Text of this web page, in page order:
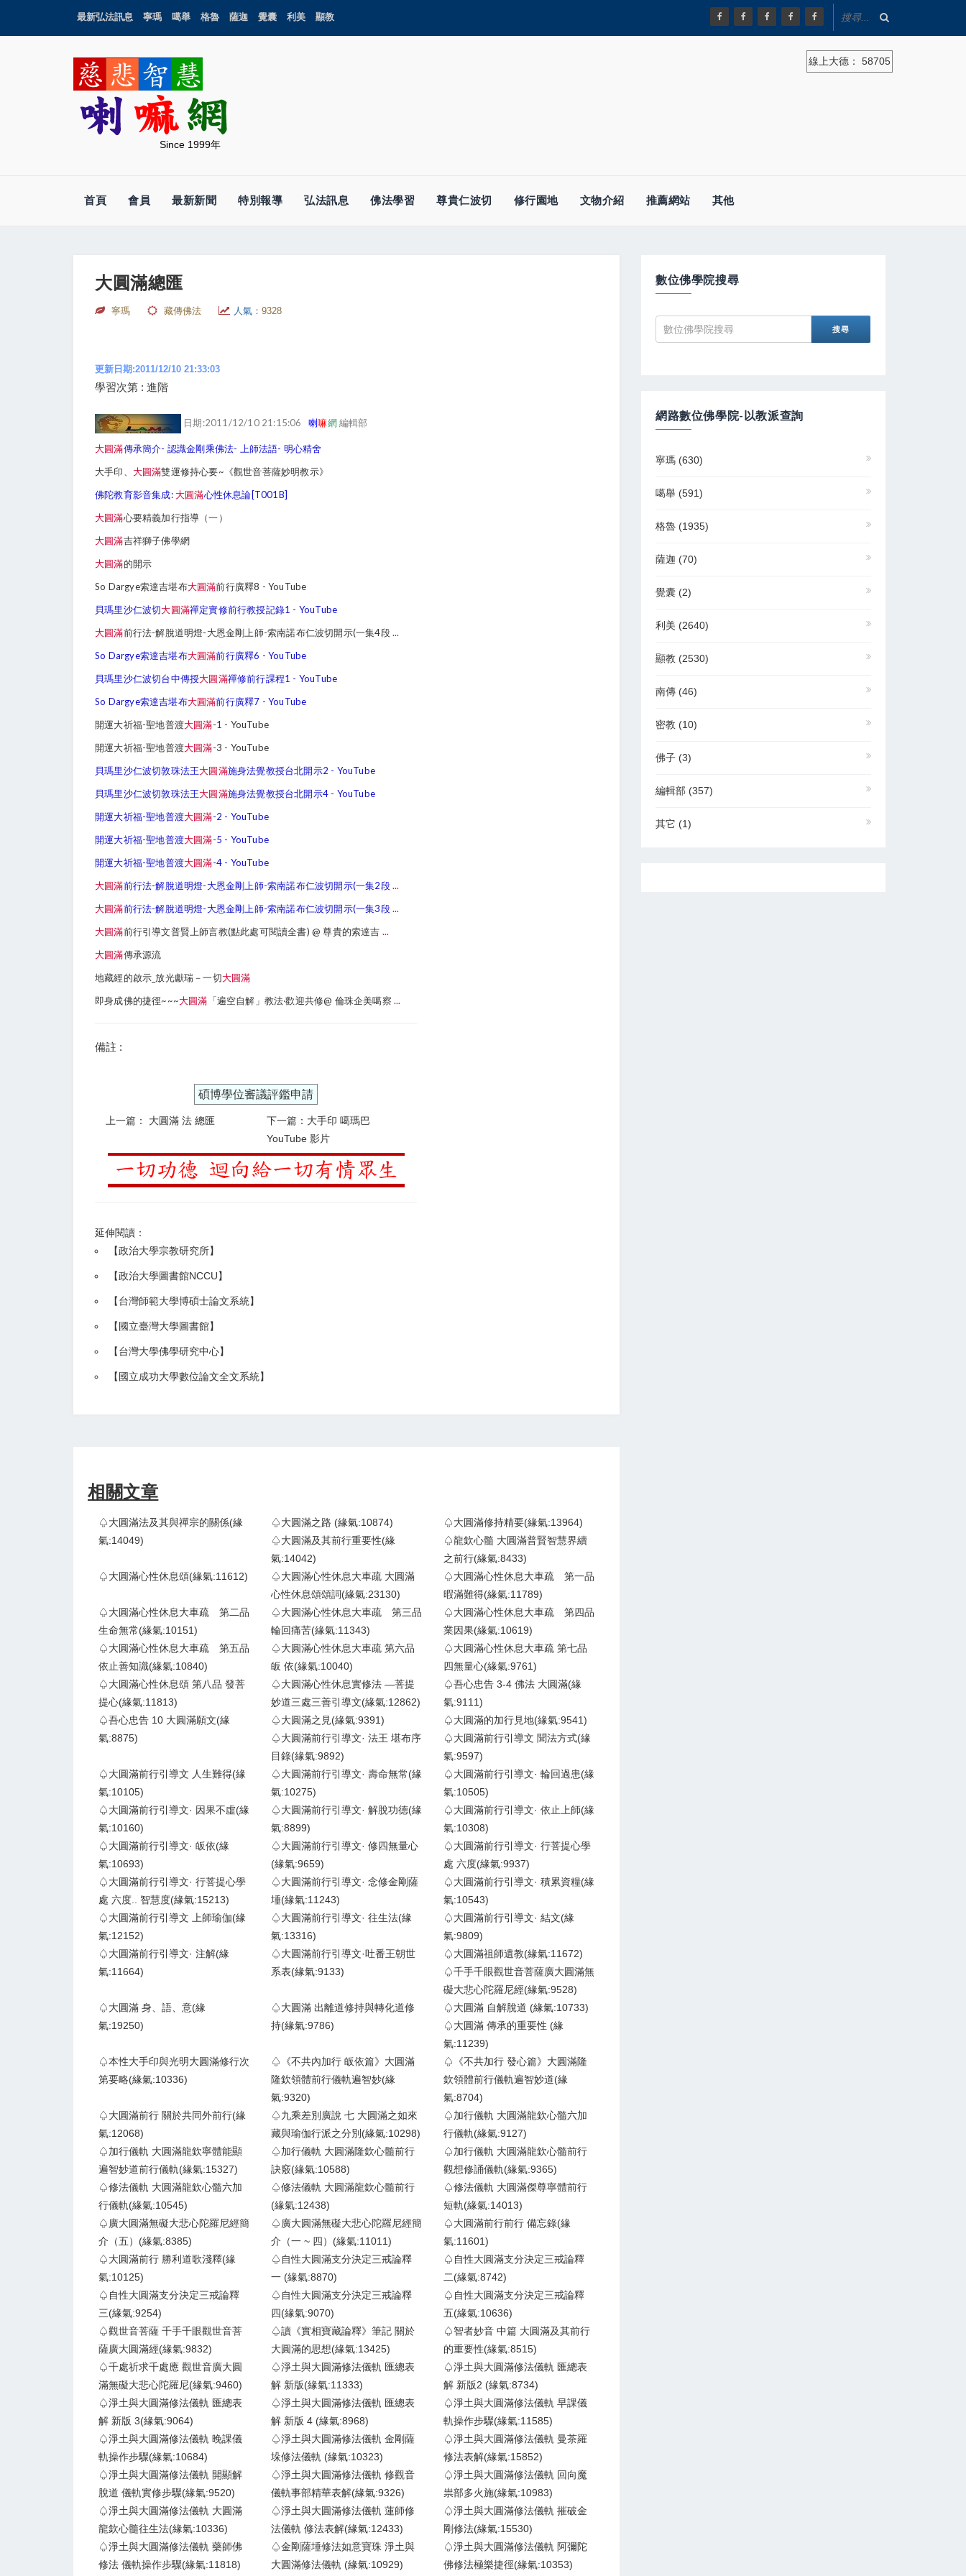
最新弘法訊息 寧瑪 噶舉 格魯 薩迦 覺囊 利美 顯教
Since 1999年
線上大德： 58705
首頁 會員 最新新聞 特別報導 弘法訊息 佛法學習 尊貴仁波切 修行園地 文物介紹 推薦網站 其他
大圓滿總匯
寧瑪 藏傳佛法 人氣： 9328
更新日期:2011/12/10 21:33:03
學習次第 : 進階
日期:2011/12/10 21:15:06喇嘛網編輯部
大圓滿傳承簡介- 認識金剛乘佛法- 上師法語- 明心精舍
大手印、 大圓滿雙運修持心要~《觀世音菩薩妙明教示》
佛陀教育影音集成: 大圓滿心性休息論[T001B]
大圓滿心要精義加行指導（一）
大圓滿吉祥獅子佛學網
大圓滿的開示
So Dargye索達吉堪布大圓滿前行廣釋8 - YouTube
貝瑪里沙仁波切大圓滿禪定實修前行教授記錄1 - YouTube
大圓滿前行法-解脫道明燈-大恩金剛上師-索南諾布仁波切開示(一集4段...
So Dargye索達吉堪布大圓滿前行廣釋6 - YouTube
貝瑪里沙仁波切台中傳授大圓滿禪修前行課程1 - YouTube
So Dargye索達吉堪布大圓滿前行廣釋7 - YouTube
開運大祈福-聖地普渡大圓滿-1 - YouTube
開運大祈福-聖地普渡大圓滿-3 - YouTube
貝瑪里沙仁波切敦珠法王大圓滿施身法覺教授台北開示2 - YouTube
貝瑪里沙仁波切敦珠法王大圓滿施身法覺教授台北開示4 - YouTube
開運大祈福-聖地普渡大圓滿-2 - YouTube
開運大祈福-聖地普渡大圓滿-5 - YouTube
開運大祈福-聖地普渡大圓滿-4 - YouTube
大圓滿前行法-解脫道明燈-大恩金剛上師-索南諾布仁波切開示(一集2段...
大圓滿前行法-解脫道明燈-大恩金剛上師-索南諾布仁波切開示(一集3段...
大圓滿前行引導文普賢上師言教(點此處可閱讀全書) @ 尊貴的索達吉 ...
大圓滿傳承源流
地藏經的啟示_放光獻瑞－一切大圓滿
即身成佛的捷徑~~~大圓滿 「遍空自解」教法‧歡迎共修@ 倫珠企美噶察...
備註 :
碩博學位審議評鑑申請
上一篇： 大圓滿 法 總匯
下一篇：大手印 噶瑪巴
YouTube 影片
延伸閱讀：
【政治大學宗教研究所】
【政治大學圖書館NCCU】
【台灣師範大學博碩士論文系統】
【 國立臺灣大學圖書館】
【台灣大學佛學研究中心】
【 國立成功大學數位論文全文系統】
相關文章
♤大圓滿法及其與禪宗的關係(緣
氣:14049)
♤大圓滿之路 (緣氣:10874)
♤大圓滿修持精要(緣氣:13964)
♤大圓滿及其前行重要性(緣
氣:14042)
♤龍欽心髓 大圓滿普賢智慧界續
之前行(緣氣:8433)
♤大圓滿心性休息頌(緣氣:11612)
♤大圓滿心性休息大車疏 大圓滿
心性休息頌頌詞(緣氣:23130)
♤大圓滿心性休息大車疏 第一品
暇滿難得(緣氣:11789)
♤大圓滿心性休息大車疏 第二品
生命無常(緣氣:10151)
♤大圓滿心性休息大車疏 第三品
輪回痛苦(緣氣:11343)
♤大圓滿心性休息大車疏 第四品
業因果(緣氣:10619)
♤大圓滿心性休息大車疏 第五品
依止善知識(緣氣:10840)
♤大圓滿心性休息大車疏 第六品
皈 依(緣氣:10040)
♤大圓滿心性休息大車疏 第七品
四無量心(緣氣:9761)
♤大圓滿心性休息頌 第八品 發菩
提心(緣氣:11813)
♤大圓滿心性休息實修法 —菩提
妙道三處三善引導文(緣氣:12862)
♤吾心忠告 3-4 佛法 大圓滿(緣
氣:9111)
♤吾心忠告 10 大圓滿願文(緣
氣:8875)
♤大圓滿之見(緣氣:9391)
♤大圓滿的加行見地(緣氣:9541)
♤大圓滿前行引導文· 法王 堪布序
目錄(緣氣:9892)
♤大圓滿前行引導文 聞法方式(緣
氣:9597)
♤大圓滿前行引導文 人生難得(緣
氣:10105)
♤大圓滿前行引導文· 壽命無常(緣
氣:10275)
♤大圓滿前行引導文· 輪回過患(緣
氣:10505)
♤大圓滿前行引導文· 因果不虛(緣
氣:10160)
♤大圓滿前行引導文· 解脫功德(緣
氣:8899)
♤大圓滿前行引導文· 依止上師(緣
氣:10308)
♤大圓滿前行引導文· 皈依(緣
氣:10693)
♤大圓滿前行引導文· 修四無量心
(緣氣:9659)
♤大圓滿前行引導文· 行菩提心學
處 六度(緣氣:9937)
♤大圓滿前行引導文· 行菩提心學
處 六度.. 智慧度(緣氣:15213)
♤大圓滿前行引導文· 念修金剛薩
埵(緣氣:11243)
♤大圓滿前行引導文· 積累資糧(緣
氣:10543)
♤大圓滿前行引導文 上師瑜伽(緣
氣:12152)
♤大圓滿前行引導文· 往生法(緣
氣:13316)
♤大圓滿前行引導文· 結文(緣
氣:9809)
♤大圓滿前行引導文· 注解(緣
氣:11664)
♤大圓滿前行引導文·吐番王朝世
系表(緣氣:9133)
♤大圓滿祖師遺教(緣氣:11672)
♤千手千眼觀世音菩薩廣大圓滿無
礙大悲心陀羅尼經(緣氣:9528)
♤大圓滿 身、語、意(緣
氣:19250)
♤大圓滿 出離道修持與轉化道修
持(緣氣:9786)
♤大圓滿 自解脫道 (緣氣:10733)
♤大圓滿 傳承的重要性 (緣
氣:11239)
♤本性大手印與光明大圓滿修行次
第要略(緣氣:10336)
♤《不共內加行 皈依篇》大圓滿
隆欽領體前行儀軌遍智妙(緣
氣:9320)
♤《不共加行 發心篇》大圓滿隆
欽領體前行儀軌遍智妙道(緣
氣:8704)
♤大圓滿前行 關於共同外前行(緣
氣:12068)
♤九乘差別廣說 七 大圓滿之如來
藏與瑜伽行派之分別(緣氣:10298)
♤加行儀軌 大圓滿龍欽心髓六加
行儀軌(緣氣:9127)
♤加行儀軌 大圓滿龍欽寧體能顯
遍智妙道前行儀軌(緣氣:15327)
♤加行儀軌 大圓滿隆欽心髓前行
訣竅(緣氣:10588)
♤加行儀軌 大圓滿龍欽心髓前行
觀想修誦儀軌(緣氣:9365)
♤修法儀軌 大圓滿龍欽心髓六加
行儀軌(緣氣:10545)
♤修法儀軌 大圓滿龍欽心髓前行
(緣氣:12438)
♤修法儀軌 大圓滿傑尊寧體前行
短軌(緣氣:14013)
♤廣大圓滿無礙大悲心陀羅尼經簡
介（五）(緣氣:8385)
♤廣大圓滿無礙大悲心陀羅尼經簡
介（一 ~ 四）(緣氣:11011)
♤大圓滿前行前行 備忘錄(緣
氣:11601)
♤大圓滿前行 勝利道歌淺釋(緣
氣:10125)
♤自性大圓滿支分決定三戒論釋
一 (緣氣:8870)
♤自性大圓滿支分決定三戒論釋
二(緣氣:8742)
♤自性大圓滿支分決定三戒論釋
三(緣氣:9254)
♤自性大圓滿支分決定三戒論釋
四(緣氣:9070)
♤自性大圓滿支分決定三戒論釋
五(緣氣:10636)
♤觀世音菩薩 千手千眼觀世音菩
薩廣大圓滿經(緣氣:9832)
♤讀《實相寶藏論釋》筆記 關於
大圓滿的思想(緣氣:13425)
♤智者妙音 中篇 大圓滿及其前行
的重要性(緣氣:8515)
♤千處祈求千處應 觀世音廣大圓
滿無礙大悲心陀羅尼(緣氣:9460)
♤淨土與大圓滿修法儀軌 匯總表
解 新版(緣氣:11333)
♤淨土與大圓滿修法儀軌 匯總表
解 新版2 (緣氣:8734)
♤淨土與大圓滿修法儀軌 匯總表
解 新版 3(緣氣:9064)
♤淨土與大圓滿修法儀軌 匯總表
解 新版 4 (緣氣:8968)
♤淨土與大圓滿修法儀軌 早課儀
軌操作步驟(緣氣:11585)
♤淨土與大圓滿修法儀軌 晚課儀
軌操作步驟(緣氣:10684)
♤淨土與大圓滿修法儀軌 金剛薩
垛修法儀軌 (緣氣:10323)
♤淨土與大圓滿修法儀軌 曼茶羅
修法表解(緣氣:15852)
♤淨土與大圓滿修法儀軌 開顯解
脫道 儀軌實修步驟(緣氣:9520)
♤淨土與大圓滿修法儀軌 修觀音
儀軌事部精華表解(緣氣:9326)
♤淨土與大圓滿修法儀軌 回向魔
祟部多火施(緣氣:10983)
♤淨土與大圓滿修法儀軌 大圓滿
龍欽心髓往生法(緣氣:10336)
♤淨土與大圓滿修法儀軌 蓮師修
法儀軌 修法表解(緣氣:12433)
♤淨土與大圓滿修法儀軌 摧破金
剛修法(緣氣:15530)
♤淨土與大圓滿修法儀軌 藥師佛
修法 儀軌操作步驟(緣氣:11818)
♤金剛薩埵修法如意寶珠 淨土與
大圓滿修法儀軌 (緣氣:10929)
♤淨土與大圓滿修法儀軌 阿彌陀
佛修法極樂捷徑(緣氣:10353)
數位佛學院搜尋
網路數位佛學院-以教派查詢
寧瑪 (630)
噶舉 (591)
格魯 (1935)
薩迦 (70)
覺囊 (2)
利美 (2640)
顯教 (2530)
南傳 (46)
密教 (10)
佛子 (3)
編輯部 (357)
其它 (1)